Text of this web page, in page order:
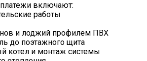
включают:
работы
и лоджий профилем ПВХ
до поэтажного щита
котел и монтаж системы